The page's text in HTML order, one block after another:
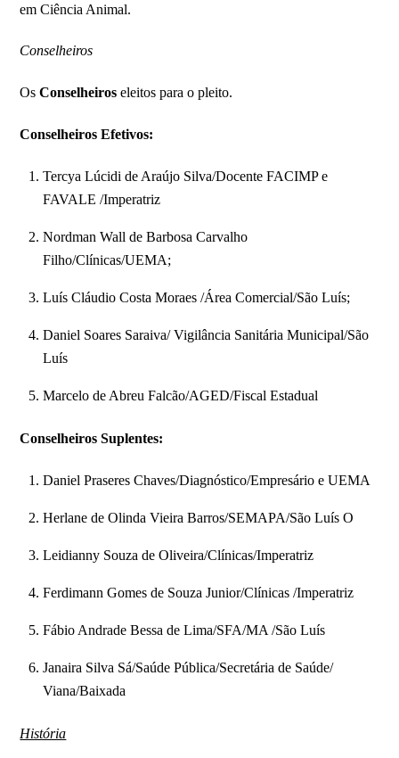
em Ciência Animal.
Conselheiros
OsConselheiros eleitos para o pleito.
Conselheiros Efetivos:
Tercya Lúcidi de Araújo Silva/Docente FACIMP e
FAVALE /Imperatriz
Nordman Wall de Barbosa Carvalho
Filho/Clínicas/UEMA;
Luís Cláudio Costa Moraes /Área Comercial/São Luís;
Daniel Soares Saraiva/ Vigilância Sanitária Municipal/São
Luís
Marcelo de Abreu Falcão/AGED/Fiscal Estadual
Conselheiros Suplentes:
Daniel Praseres Chaves/Diagnóstico/Empresário e UEMA
Herlane de Olinda Vieira Barros/SEMAPA/São Luís O
Leidianny Souza de Oliveira/Clínicas/Imperatriz
Ferdimann Gomes de Souza Junior/Clínicas /Imperatriz
Fábio Andrade Bessa de Lima/SFA/MA /São Luís
Janaira Silva Sá/Saúde Pública/Secretária de Saúde/
Viana/Baixada
História